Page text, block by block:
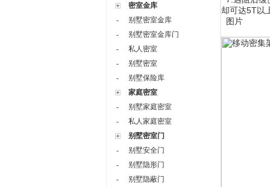
密室金库
-
别墅密室金库
-
别墅密室金库门
-
私人密室
-
别墅密室
-
别墅保险库
家庭密室
-
别墅家庭密室
-
私人家庭密室
别墅密室门
-
别墅安全门
-
别墅隐形门
-
别墅隐蔽门
却可达5T以
图片